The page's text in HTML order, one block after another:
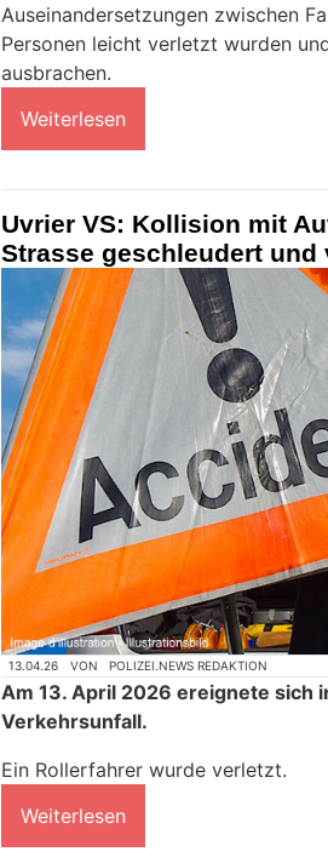
Auseinandersetzungen zwischen
Personen leicht verletzt wurden
ausbrachen.
Weiterlesen
Uvrier VS: Kollision mit
Strasse geschleudert und
13.04.26 VON POLIZEI.NEWS REDAKTION
Am 13. April 2026 ereignete sich
Verkehrsunfall.
Ein Rollerfahrer wurde verletzt.
Weiterlesen